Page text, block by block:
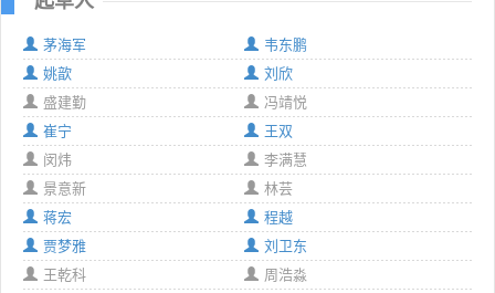
茅海军
韦东鹏
姚歆
刘欣
盛建勤
冯靖悦
崔宁
王双
闵炜
李满慧
景意新
林芸
蒋宏
程越
贾梦雅
刘卫东
王乾科
周浩淼